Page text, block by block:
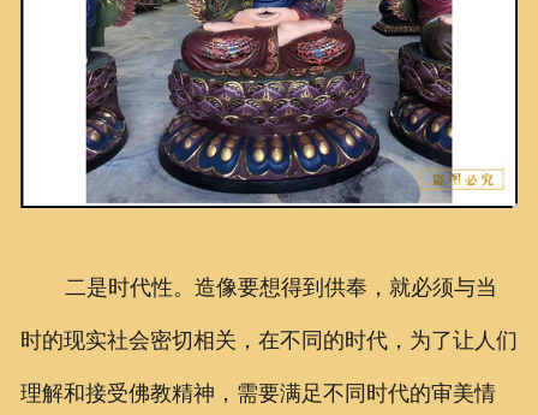
二是时代性。造像要想得到供奉，就必须与当
时的现实社会密切相关，在不同的时代，为了让人们
理解和接受佛教精神，需要满足不同时代的审美情